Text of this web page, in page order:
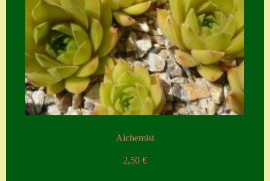
Alchemist
2,50 €